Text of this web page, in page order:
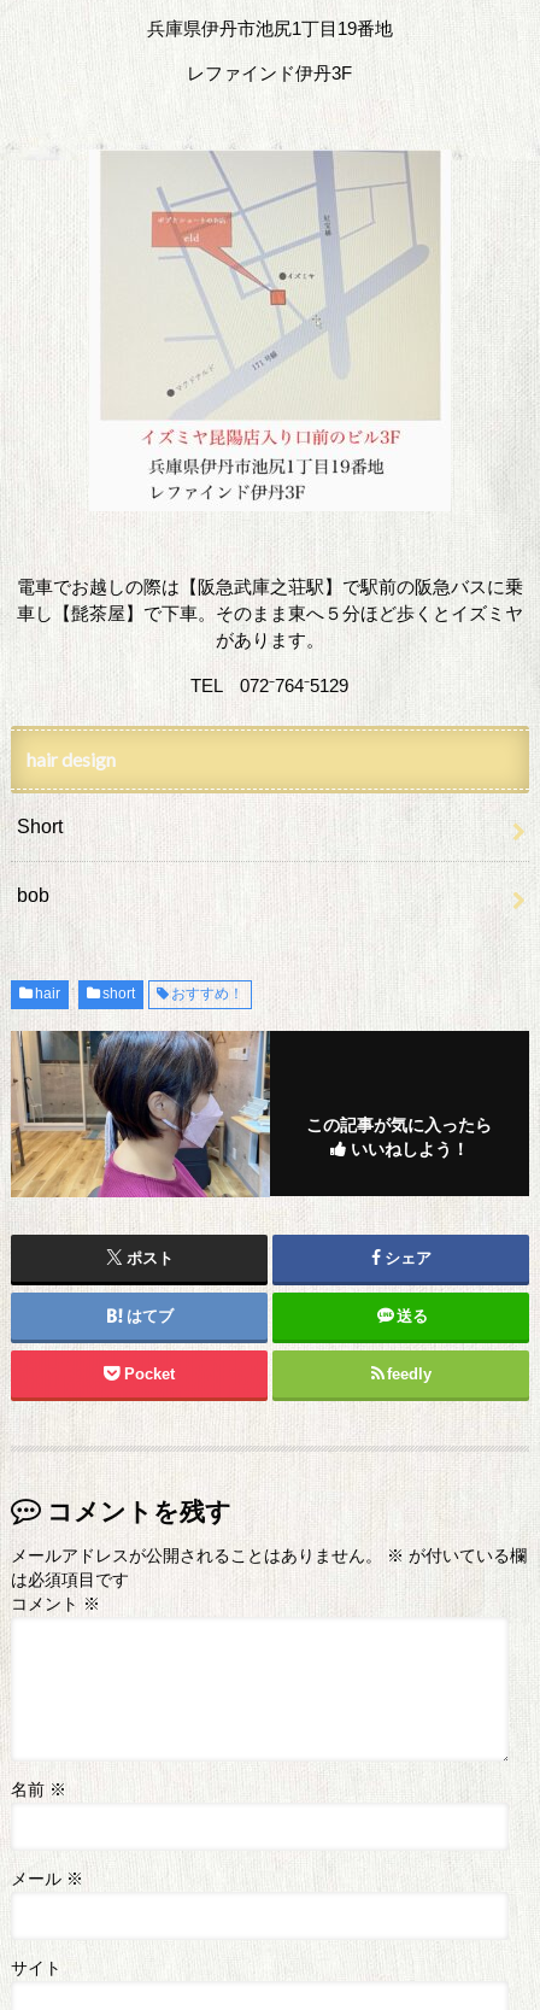
兵庫県伊丹市池尻1丁目19番地
レファインド伊丹3F
電車でお越しの際は【阪急武庫之荘駅】で駅前の阪急バスに乗
車し【髭茶屋】で下車。そのまま東へ５分ほど歩くとイズミヤ
があります。
TEL 072⁻764⁻5129
hair design
Short
bob
hair short おすすめ！
この記事が気に入ったら
いいねしよう！
ポスト シェア
はてブ 送る
Pocket feedly
コメントを残す
メールアドレスが公開されることはありません。 ※ が付いている欄
は必須項目です
コメント ※
名前 ※
メール ※
サイト